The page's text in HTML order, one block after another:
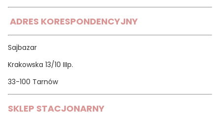
ADRES KORESPONDENCYJNY
Sajbazar
Krakowska 13/10 IIIp.
33-100 Tarnów
SKLEP STACJONARNY